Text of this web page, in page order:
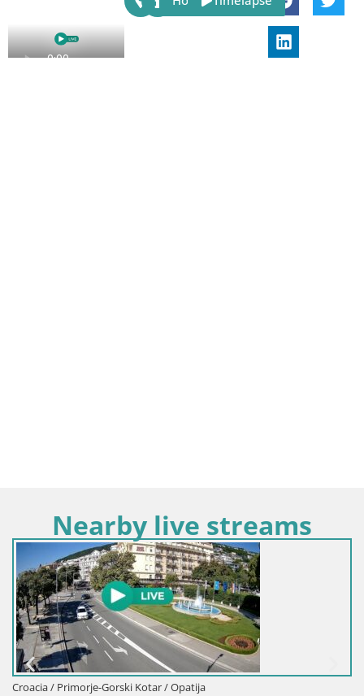
Nearby live streams
Croacia / Primorje-Gorski Kotar / Opatija